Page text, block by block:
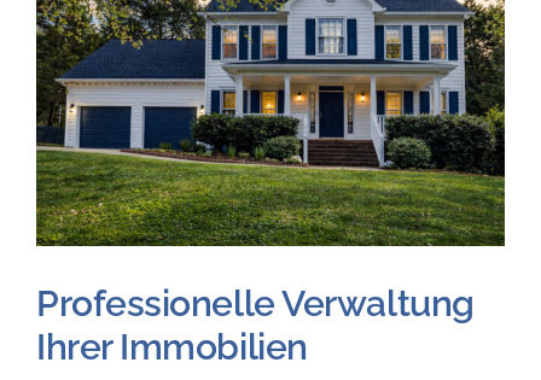
Professionelle Verwaltung
Ihrer Immobilien